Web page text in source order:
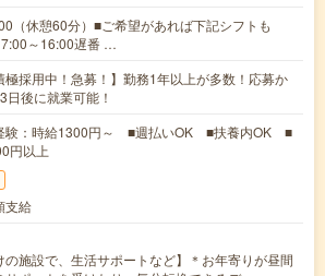
（休憩60分）■ご希望があれば下記シフトも
～16:00遅番 …
極採用中！急募！】勤務1年以上が多数！応募か
日後に就業可能！
験：時給1300円～ ■週払いOK ■扶養内OK ■
円以上
支給
の施設で、生活サポートなど】＊お年寄りが昼間